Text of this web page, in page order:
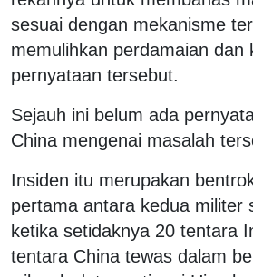
sesuai dengan mekanisme
memulihkan perdamaian dan
pernyataan tersebut.
Sejauh ini belum ada
China mengenai masalah
Insiden itu merupakan
pertama antara kedua militer
ketika setidaknya 20 tentara
tentara China tewas dalam